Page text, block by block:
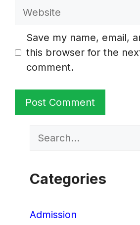
Website
Save my name, email,
this browser for the
comment.
Search
Categories
Admission